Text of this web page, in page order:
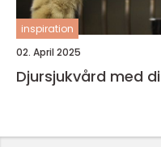
inspiration
02. April 2025
Djursjukvård med